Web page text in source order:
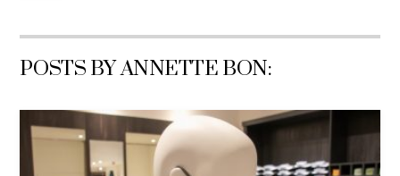
POSTS BY ANNETTE BON: